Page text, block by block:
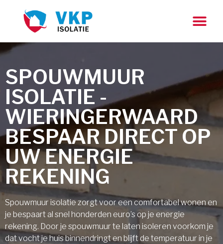
SPOUWMUUR
ISOLATIE -
WIERINGERWAARD
BESPAAR DIRECT OP
UW ENERGIE
REKENING
Spouwmuur isolatie zorgt voor een comfortabel wonen en
je bespaart al snel honderden euro’s op je energie
rekening. Door je spouwmuur te laten isoleren voorkom je
dat vocht je huis binnendringt en blijft de temperatuur in je